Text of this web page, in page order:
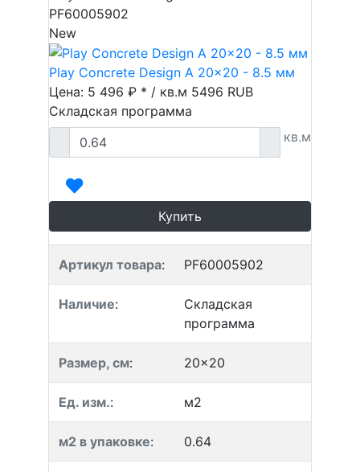
PF60005902
New
Play Concrete Design A 20x20 - 8.5 мм
Цена: 5 496 ₽ * / кв.м 5496 RUB
Складская программа
кв.м
Купить
Артикул товара: PF60005902
Наличие:
Складская
программа
Размер, см: 20x20
Ед. изм.: м2
м2 в упаковке: 0.64